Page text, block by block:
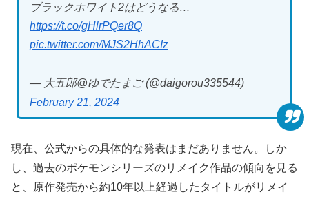
ブラックホワイト2はどうなる…
https://t.co/gHlrPQer8Q
pic.twitter.com/MJS2HhACIz
— 大五郎@ゆでたまご (@daigorou335544)
February 21, 2024
現在、公式からの具体的な発表はまだありません。しか
し、過去のポケモンシリーズのリメイク作品の傾向を見る
と、原作発売から約10年以上経過したタイトルがリメイ